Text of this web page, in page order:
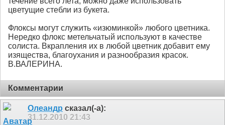
цветущие стебли из букета.
Флоксы могут служить «изюминкой» любого цветника.
Нередко флокс метельчатый используют в качестве
солиста. Вкрапления их в любой цветник добавит ему
изящества, благоухания и разнообразия красок.
В.ВАЛЕРИНА.
Комментарии
Олеандр сказал(-а):
31.12.2010 21:43